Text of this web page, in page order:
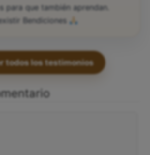
para que también aprendan.
Bendiciones
todos los testimonios